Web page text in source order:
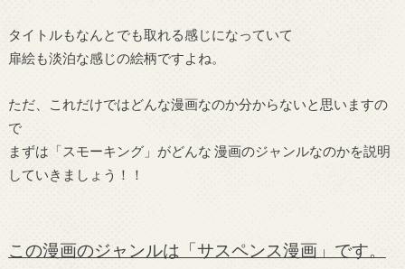
タイトルもなんとでも取れる感じになっていて
扉絵も淡泊な感じの絵柄ですよね。
ただ、これだけではどんな漫画なのか分からないと思いますの
で
まずは「スモーキング」がどんな 漫画のジャンルなのかを説明
していきましょう！！
この漫画のジャンルは「サスペンス漫画」です。